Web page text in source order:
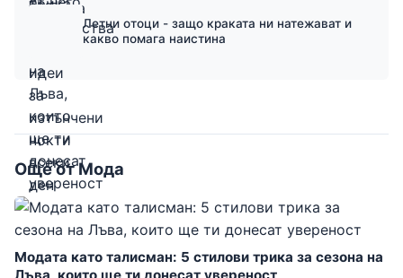
Летни отоци - защо краката ни натежават и
какво помага наистина
Още от Мода
Модата като талисман: 5 стилови трика за сезона на